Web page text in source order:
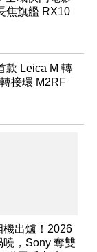
焦旗艦 RX10
款 Leica M 轉
接環 M2RF
機出爐！2026
曉，Sony 奪雙